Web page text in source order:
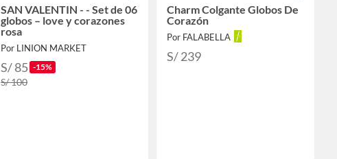
SAN VALENTIN - - Set de 06
globos – love y corazones
rosa
Por LINION MARKET
S/ 85 -15%
S/ 100
Charm Colgante Globos De
Corazón
Por FALABELLA
S/ 239